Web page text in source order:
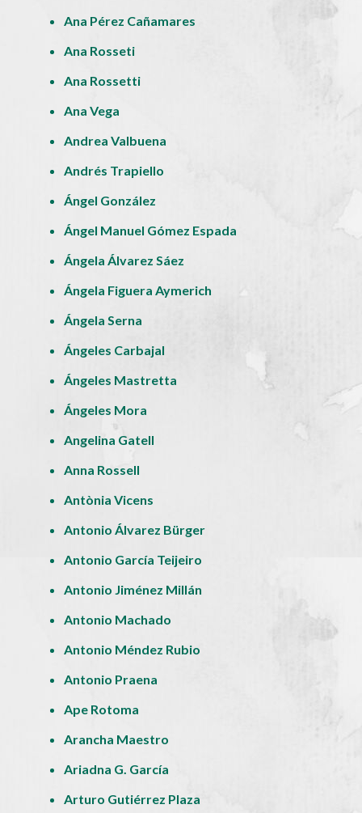
Ana Pérez Cañamares
Ana Rosseti
Ana Rossetti
Ana Vega
Andrea Valbuena
Andrés Trapiello
Ángel González
Ángel Manuel Gómez Espada
Ángela Álvarez Sáez
Ángela Figuera Aymerich
Ángela Serna
Ángeles Carbajal
Ángeles Mastretta
Ángeles Mora
Angelina Gatell
Anna Rossell
Antònia Vicens
Antonio Álvarez Bürger
Antonio García Teijeiro
Antonio Jiménez Millán
Antonio Machado
Antonio Méndez Rubio
Antonio Praena
Ape Rotoma
Arancha Maestro
Ariadna G. García
Arturo Gutiérrez Plaza